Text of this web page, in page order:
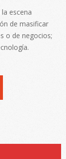
escena
de masificar
o de negocios;